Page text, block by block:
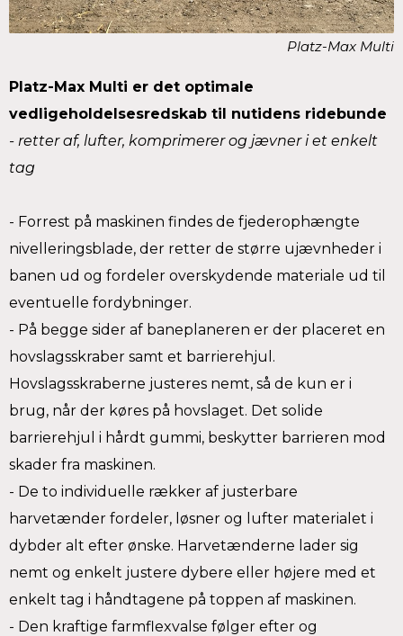
Platz-Max Multi
Platz-Max Multi er det optimale
vedligeholdelsesredskab til nutidens ridebunde
- retter af, lufter, komprimerer og jævner i et enkelt
tag
- Forrest på maskinen findes de fjederophængte
nivelleringsblade, der retter de større ujævnheder i
banen ud og fordeler overskydende materiale ud til
eventuelle fordybninger.
- På begge sider af baneplaneren er der placeret en
hovslagsskraber samt et barrierehjul.
Hovslagsskraberne justeres nemt, så de kun er i
brug, når der køres på hovslaget. Det solide
barrierehjul i hårdt gummi, beskytter barrieren mod
skader fra maskinen.
- De to individuelle rækker af justerbare
harvetænder fordeler, løsner og lufter materialet i
dybder alt efter ønske. Harvetænderne lader sig
nemt og enkelt justere dybere eller højere med et
enkelt tag i håndtagene på toppen af maskinen.
- Den kraftige farmflexvalse følger efter og